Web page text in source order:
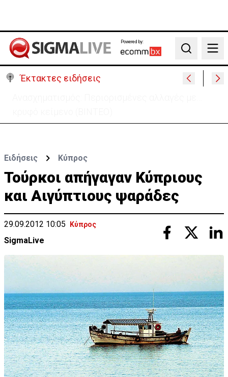
Powered by:
Search
Έκτακτες ειδήσεις
Ειδήσεις Κύπρος
Τούρκοι απήγαγαν Κύπριους
και Αιγύπτιους ψαράδες
29.09.2012 10:05 Κύπρος
SigmaLive